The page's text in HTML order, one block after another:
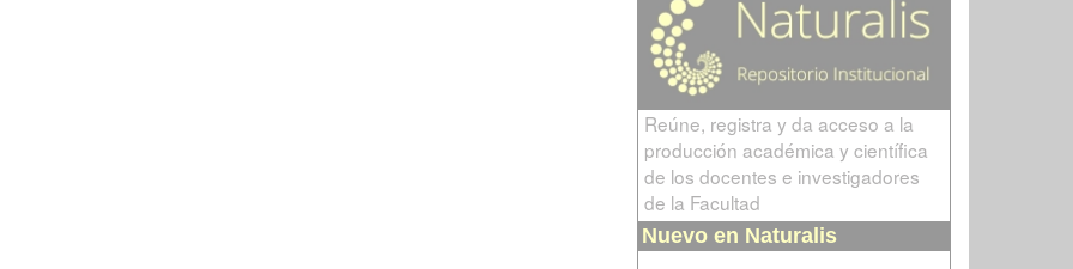
Reúne, registra y da acceso a la
producción académica y científica
de los docentes e investigadores
de la Facultad
Nuevo en Naturalis